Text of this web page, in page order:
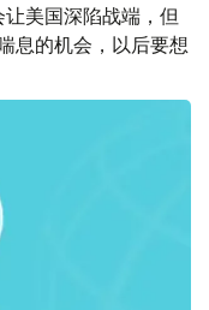
美国深陷战端，但
息的机会，以后要想